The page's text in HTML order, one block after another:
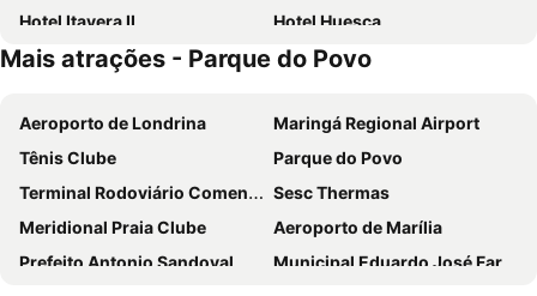
Hotel Itavera II
Hotel Huesca
Itaverá Master
Hotel Itavera Brasil
Mais atrações - Parque do Povo
Aeroporto de Londrina
Maringá Regional Airport
Tênis Clube
Parque do Povo
Terminal Rodoviário Comendador José Lemes Soares
Sesc Thermas
Meridional Praia Clube
Aeroporto de Marília
Prefeito Antonio Sandoval Netto
Municipal Eduardo José Farah